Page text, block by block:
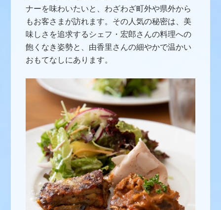
ナーを味わいたいと、わざわざ町外や県外から
もお客さまが訪れます。その人気の秘密は、美
味しさを追求するシェフ・宏郎さんの料理への
飽くなき姿勢と、由香里さんの細やかで温かい
おもてなしにあります。